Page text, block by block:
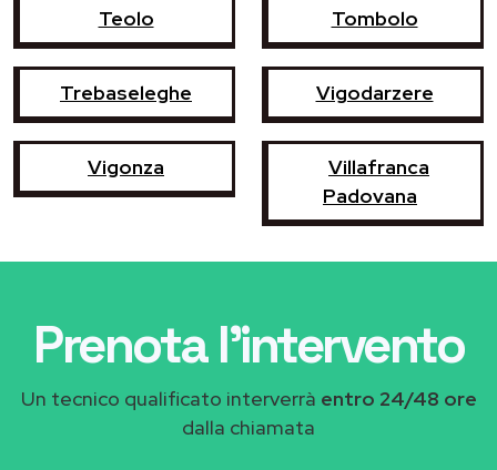
Teolo Tombolo
Trebaseleghe Vigodarzere
Vigonza
Villafranca
Padovana
Prenota l'intervento
Un tecnico qualificato interverrà entro 24/48 ore
dalla chiamata